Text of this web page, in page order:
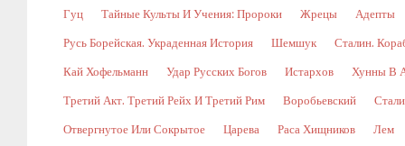
Гуц Тайные Культы И Учения: Пророки Жрецы Адепты
Русь Борейская. Украденная История Шемшук Сталин.
Кай Хофельманн Удар Русских Богов Истархов Хунны В
Третий Акт. Третий Рейх И Третий Рим Воробьевский
Отвергнутое Или Сокрытое Царева Раса Хищников Лем